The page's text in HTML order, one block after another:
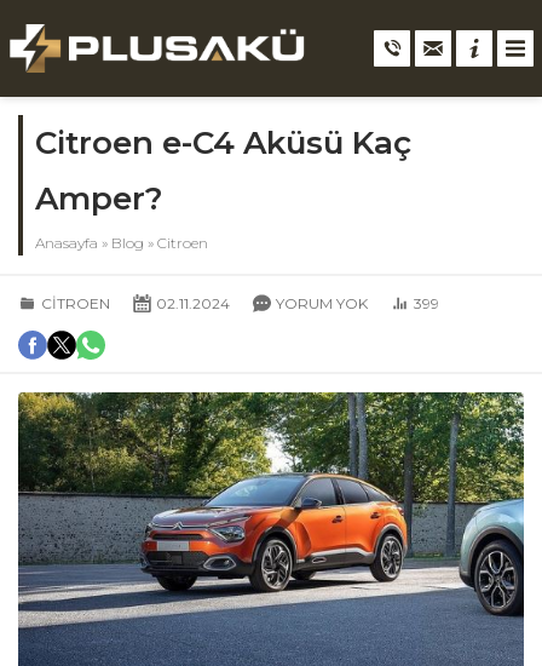
Citroen e-C4 Aküsü Kaç
Amper?
Anasayfa » Blog » Citroen
CITROEN 02.11.2024 YORUM YOK 399